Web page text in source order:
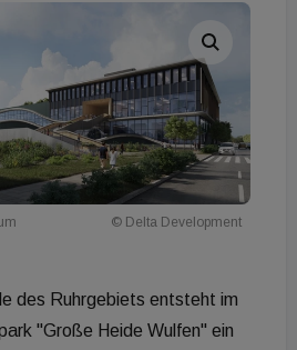
© Delta Development
des Ruhrgebiets entsteht im
"Große Heide Wulfen" ein